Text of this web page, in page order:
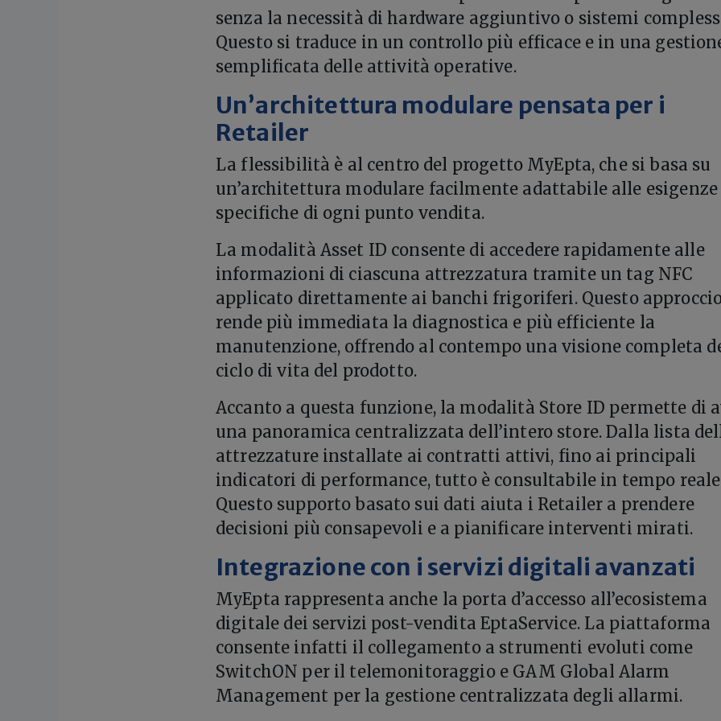
senza la necessità di hardware aggiuntivo o sistemi
Questo si traduce in un controllo più efficace e in una
semplificata delle attività operative.
Un’architettura modulare pensata per i
Retailer
La flessibilità è al centro del progetto MyEpta, che si basa su
un’architettura modulare facilmente adattabile alle esigenze
specifiche di ogni punto vendita.
La modalità Asset ID consente di accedere rapidamente alle
informazioni di ciascuna attrezzatura tramite un tag NFC
applicato direttamente ai banchi frigoriferi. Questo
rende più immediata la diagnostica e più efficiente la
manutenzione, offrendo al contempo una visione completa
ciclo di vita del prodotto.
Accanto a questa funzione, la modalità Store ID permette di
una panoramica centralizzata dell’intero store. Dalla lista
attrezzature installate ai contratti attivi, fino ai principali
indicatori di performance, tutto è consultabile in tempo
Questo supporto basato sui dati aiuta i Retailer a prendere
decisioni più consapevoli e a pianificare interventi mirati.
Integrazione con i servizi digitali avanzati
MyEpta rappresenta anche la porta d’accesso all’ecosistema
digitale dei servizi post-vendita EptaService. La piattaforma
consente infatti il collegamento a strumenti evoluti come
SwitchON per il telemonitoraggio e GAM Global Alarm
Management per la gestione centralizzata degli allarmi.